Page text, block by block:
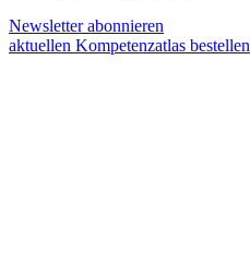
Newsletter abonnieren
aktuellen Kompetenzatlas bestellen